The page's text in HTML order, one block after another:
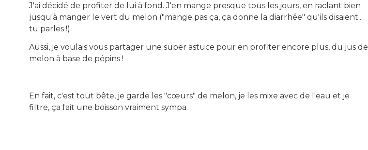
J'ai décidé de profiter de lui à fond. J'en mange presque tous les jours, en raclant bien
jusqu'à manger le vert du melon ("mange pas ça, ça donne la diarrhée" qu'ils disaient...
tu parles !).
Aussi, je voulais vous partager une super astuce pour en profiter encore plus, du jus de
melon à base de pépins !
En fait, c'est tout bête, je garde les "cœurs" de melon, je les mixe avec de l'eau et je
filtre, ça fait une boisson vraiment sympa.